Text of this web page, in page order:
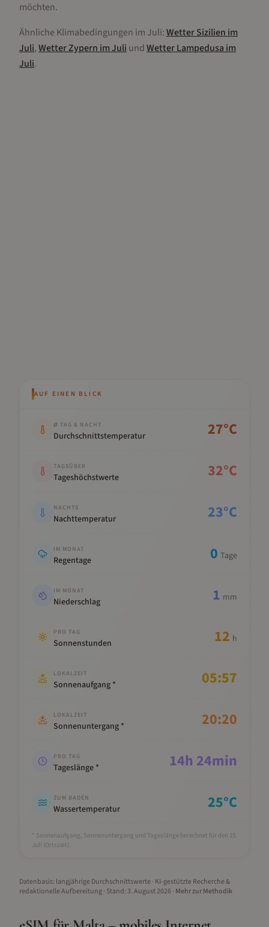
möchten.
Ähnliche Klimabedingungen im Juli:WetterSizilien im
Juli,WetterZypern imJuli undWetterLampedusa im
Juli.
AUF EINEN BLICK
Ø TAG & NACHT
Durchschnittstemperatur 27°C
TAGSÜBER
Tageshöchstwerte 32°C
NACHTS
Nachttemperatur 23°C
IM MONAT
Regentage 0 Tage
IM MONAT
Niederschlag 1 mm
PRO TAG
Sonnenstunden 12 h
LOKALZEIT
Sonnenaufgang * 05:57
LOKALZEIT
Sonnenuntergang * 20:20
PRO TAG
Tageslänge * 14h 24min
ZUM BADEN
Wassertemperatur 25°C
* Sonnenaufgang, Sonnenuntergang und Tageslänge berechnet für den 15.
Juli (Ortszeit).
Datenbasis: langjährige Durchschnittswerte · KI-gestützte Recherche &
redaktionelle Aufbereitung· Stand: 3. August 2026· Mehr zur Methodik